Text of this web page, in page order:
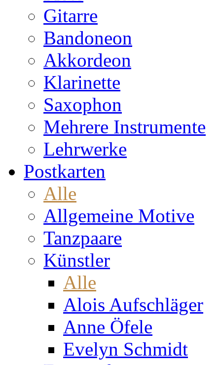
Gitarre
Bandoneon
Akkordeon
Klarinette
Saxophon
Mehrere Instrumente
Lehrwerke
Postkarten
Alle
Allgemeine Motive
Tanzpaare
Künstler
Alle
Alois Aufschläger
Anne Öfele
Evelyn Schmidt